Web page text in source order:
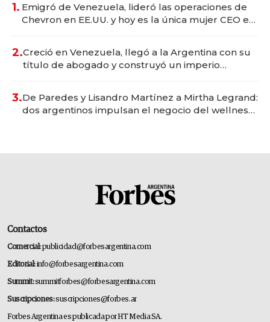
1. Emigró de Venezuela, lideró las operaciones de
Chevron en EE.UU. y hoy es la única mujer CEO en
2.Creció en Venezuela, llegó a la Argentina con su
título de abogado y construyó un imperio
3.De Paredes y Lisandro Martínez a Mirtha Legrand:
dos argentinos impulsan el negocio del wellness
Contactos
Comercial:publicidad@forbesargentina.com
Editorial:info@forbesargentina.com
Summit:summitforbes@forbesargentina.com
Suscripciones:suscripciones@forbes.ar
Forbes Argentina es publicada por HT Media SA.